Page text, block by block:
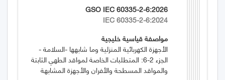
GSO IEC 60335-2-6:2026
IEC 60335-2-6:2024
مواصفة قياسية خليجية
الأجهزة الكهربائية المنزلية وما شابهها -السلامة -
الجزء 2-6: المتطلبات الخاصة لمواقد الطهي الثابتة
والمواقد المسطحة والأفران والأجهزة المشابهة